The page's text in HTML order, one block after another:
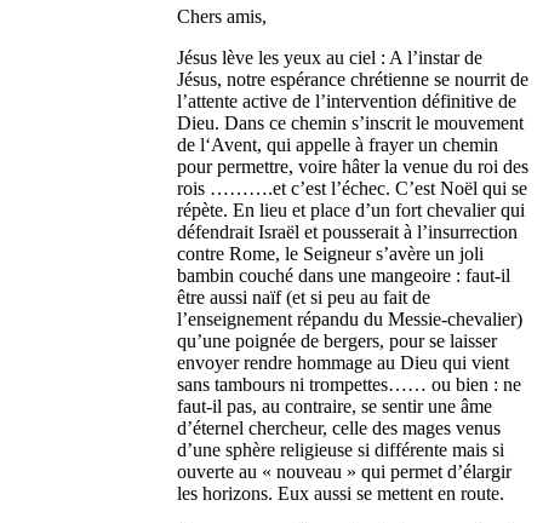
Chers amis,
Jésus lève les yeux au ciel : A l’instar de
Jésus, notre espérance chrétienne se nourrit de
l’attente active de l’intervention définitive de
Dieu. Dans ce chemin s’inscrit le mouvement
de l‘Avent, qui appelle à frayer un chemin
pour permettre, voire hâter la venue du roi des
rois ……….et c’est l’échec. C’est Noël qui se
répète. En lieu et place d’un fort chevalier qui
défendrait Israël et pousserait à l’insurrection
contre Rome, le Seigneur s’avère un joli
bambin couché dans une mangeoire : faut-il
être aussi naïf (et si peu au fait de
l’enseignement répandu du Messie-chevalier)
qu’une poignée de bergers, pour se laisser
envoyer rendre hommage au Dieu qui vient
sans tambours ni trompettes…… ou bien : ne
faut-il pas, au contraire, se sentir une âme
d’éternel chercheur, celle des mages venus
d’une sphère religieuse si différente mais si
ouverte au « nouveau » qui permet d’élargir
les horizons. Eux aussi se mettent en route.